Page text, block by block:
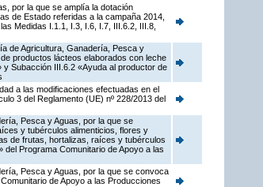
por la que se amplía la dotación
de Estado referidas a la campaña 2014,
Medidas I.1.1, I.3, I.6, I.7, III.6.2, III.8,
de Agricultura, Ganadería, Pesca y
productos lácteos elaborados con leche
Subacción III.6.2 «Ayuda al productor de
a las modificaciones efectuadas en el
3 del Reglamento (UE) nº 228/2013 del
Pesca y Aguas, por la que se
y tubérculos alimenticios, flores y
de frutas, hortalizas, raíces y tubérculos
Programa Comunitario de Apoyo a las
Pesca y Aguas, por la que se convoca
de Apoyo a las Producciones